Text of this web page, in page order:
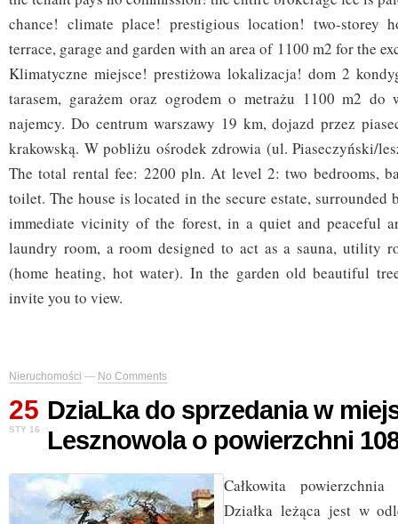
chance! climate place! prestigious location! two-storey
terrace, garage and garden with an area of 1100 m2 for the
Klimatyczne miejsce! prestiżowa lokalizacja! dom 2
tarasem, garażem oraz ogrodem o metrażu 1100 m2 do
najemcy. Do centrum warszawy 19 km, dojazd przez
krakowską. W pobliżu ośrodek zdrowia (ul. Piaseczyński/
The total rental fee: 2200 pln. At level 2: two bedrooms,
toilet. The house is located in the secure estate, surrounded
immediate vicinity of the forest, in a quiet and peaceful
laundry room, a room designed to act as a sauna, utility
(home heating, hot water). In the garden old beautiful
invite you to view.
Nieruchomości — No Comments
25
STY 16
DziaLka do sprzedania w
Lesznowola o powierzchni
Całkowita
Działka leżąca jest w